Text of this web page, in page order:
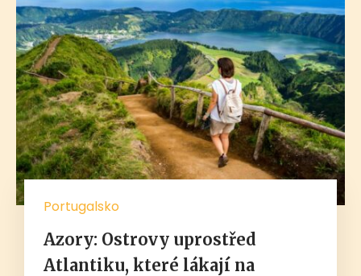
Portugalsko
Azory: Ostrovy uprostřed
Atlantiku, které lákají na